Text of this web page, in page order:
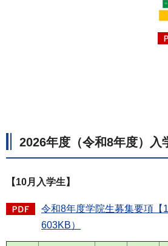
2026年度（令和8年度）
【10月入学生】
令和8年度学院生募集要項【
603KB）